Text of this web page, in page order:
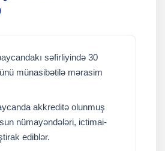
səfirliyində 30
münasibətilə mərasim
akkreditə olunmuş
nümayəndələri, ictimai-
ediblər.